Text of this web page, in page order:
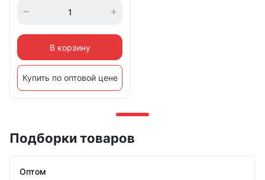
В корзину
Купить по оптовой цене
Подборки товаров
Оптом